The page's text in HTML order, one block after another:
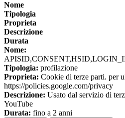
Nome
Tipologia
Proprieta
Descrizione
Durata
Nome:
Tipologia: profilazione
Proprieta: Cookie di terze parti. per
https://policies.google.com/privacy
Descrizione: Usato dal servizio di
YouTube
Durata: fino a 2 anni